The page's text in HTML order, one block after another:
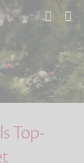
Top-